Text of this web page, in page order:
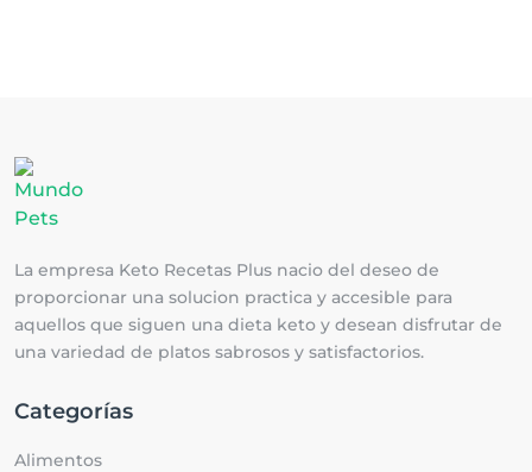
La empresa Keto Recetas Plus nacio del deseo de
proporcionar una solucion practica y accesible para
aquellos que siguen una dieta keto y desean disfrutar de
una variedad de platos sabrosos y satisfactorios.
Categorías
Alimentos